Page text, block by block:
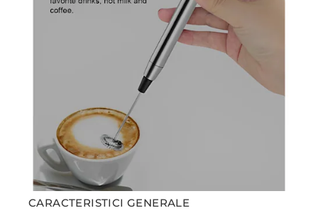
CARACTERISTICI GENERALE